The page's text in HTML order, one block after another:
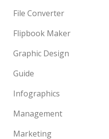
File Converter
Flipbook Maker
Graphic Design
Guide
Infographics
Management
Marketing